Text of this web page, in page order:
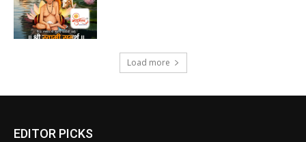
Load more
EDITOR PICKS